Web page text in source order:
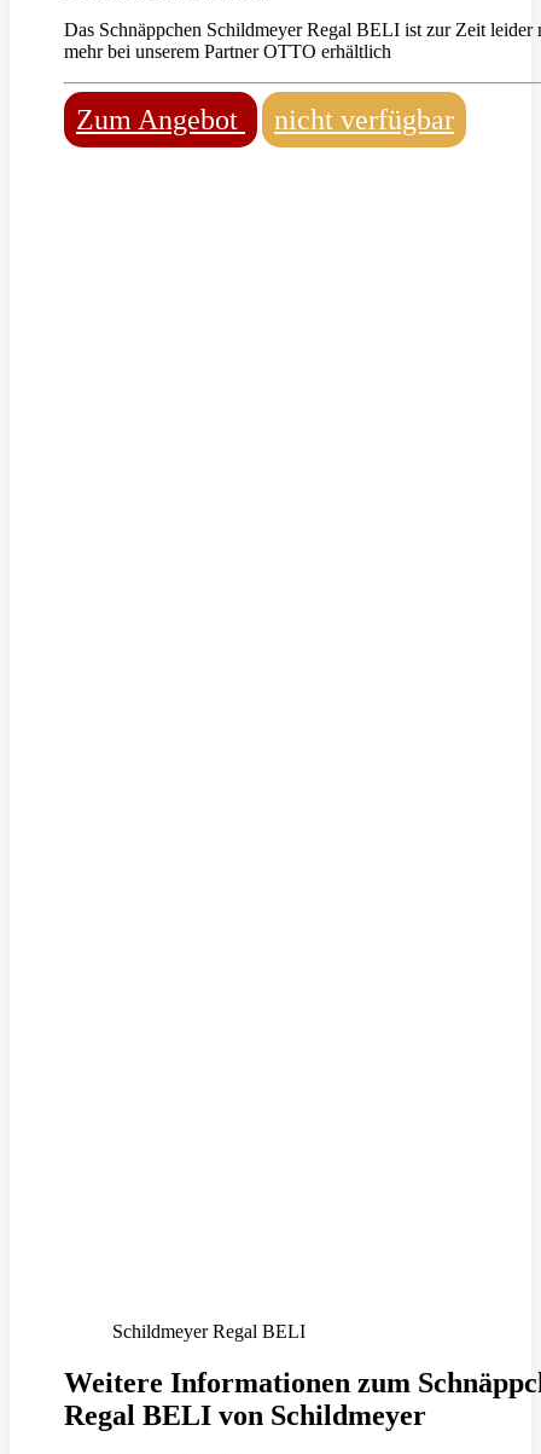
Das Schnäppchen Schildmeyer Regal BELI ist zur Zeit leider
mehr bei unserem Partner OTTO erhältlich
Zum Angebot nicht verfügbar
Schildmeyer Regal BELI
Weitere Informationen zum
Regal BELI von Schildmeyer